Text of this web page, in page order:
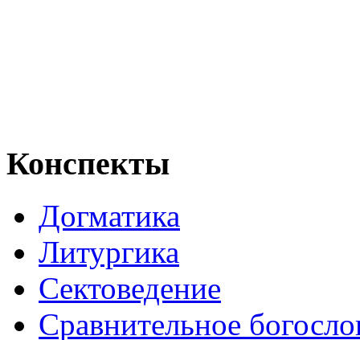
Конспекты
Догматика
Литургика
Сектоведение
Сравнительное